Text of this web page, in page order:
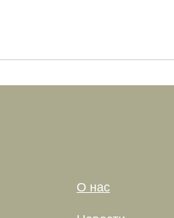
О нас